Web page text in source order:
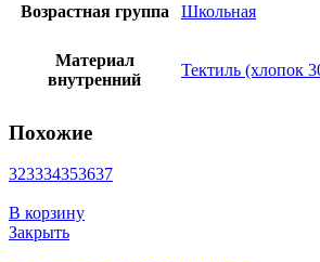
Возрастная группа Школьная
Материал
внутренний
Тектиль (хлопок
Похожие
323334353637
В корзину
Закрыть